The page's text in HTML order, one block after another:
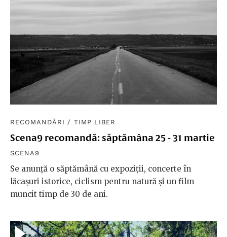
RECOMANDĂRI / TIMP LIBER
Scena9 recomandă: săptămâna 25 - 31 martie
SCENA9
Se anunță o săptămână cu expoziții, concerte în
lăcașuri istorice, ciclism pentru natură și un film
muncit timp de 30 de ani.